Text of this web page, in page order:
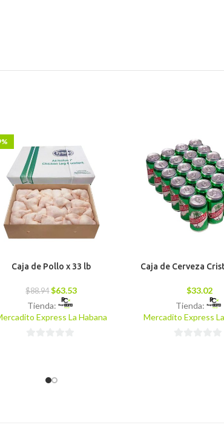
Caja de Pollo x 33 lb
$88.94 $63.53
Tienda:
Express La Habana
Caja de Cerveza
$33.02
Tienda:
Mercadito Express